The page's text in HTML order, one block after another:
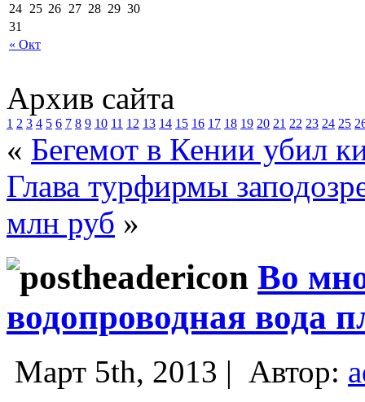
« Окт
24 25 26 27 28 29 30
31
Архив сайта
1 2 3 4 5 6 7 8 9 10 11 12 13 14 15 16 17 18 19 20 21 22 23 24 25
« Бегемот в Кении убил
Глава турфирмы
млн руб »
Во
водопроводная вода
Март 5th, 2013 | Автор: